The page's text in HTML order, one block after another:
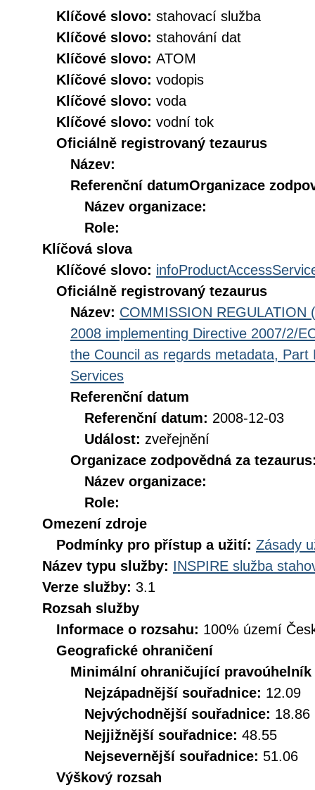
Klíčové slovo: stahovací služba
Klíčové slovo: stahování dat
Klíčové slovo: ATOM
Klíčové slovo: vodopis
Klíčové slovo: voda
Klíčové slovo: vodní tok
Oficiálně registrovaný tezaurus
Název:
Referenční datumOrganizace
Název organizace:
Role:
Klíčová slova
Klíčové slovo:
Oficiálně registrovaný tezaurus
Název: COMMISSION REGULATION
2008 implementing Directive 2007/2/
the Council as regards metadata,
Services
Referenční datum
Referenční datum: 2008-12-03
Událost: zveřejnění
Organizace zodpovědná za
Název organizace:
Role:
Omezení zdroje
Podmínky pro přístup a užití: Zásady
Název typu služby: INSPIRE služba
Verze služby: 3.1
Rozsah služby
Informace o rozsahu: 100% území
Geografické ohraničení
Minimální ohraničující pravoúhelník
Nejzápadnější souřadnice: 12.09
Nejvýchodnější souřadnice: 18.86
Nejjižnější souřadnice: 48.55
Nejsevernější souřadnice: 51.06
Výškový rozsah